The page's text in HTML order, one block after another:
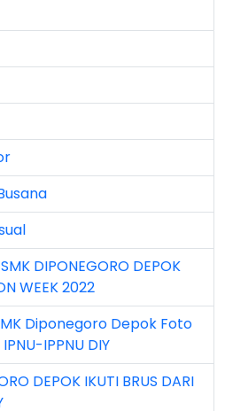
DIPONEGORO DEPOK
WEEK 2022
Diponegoro Depok Foto
IPPNU DIY
DEPOK IKUTI BRUS DARI